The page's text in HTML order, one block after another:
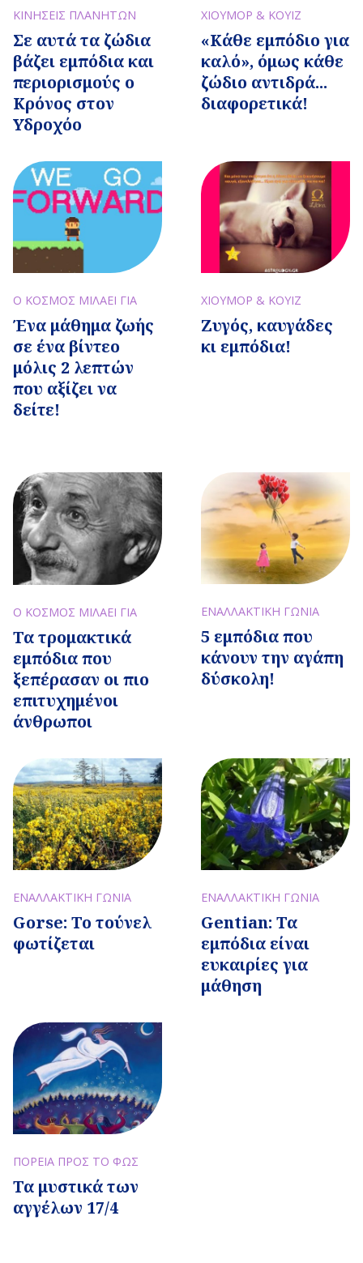
ΚΙΝΗΣΕΙΣ ΠΛΑΝΗΤΩΝ
Σε αυτά τα ζώδια
βάζει εμπόδια και
περιορισμούς ο
Κρόνος στον
Υδροχόο
ΧΙΟΥΜΟΡ & ΚΟΥΙΖ
«Κάθε εμπόδιο για
καλό», όμως κάθε
ζώδιο αντιδρά...
διαφορετικά!
Ο ΚΟΣΜΟΣ ΜΙΛΑΕΙ ΓΙΑ
Ένα μάθημα ζωής
σε ένα βίντεο
μόλις 2 λεπτών
που αξίζει να
δείτε!
ΧΙΟΥΜΟΡ & ΚΟΥΙΖ
Ζυγός, καυγάδες
κι εμπόδια!
Ο ΚΟΣΜΟΣ ΜΙΛΑΕΙ ΓΙΑ
Τα τρομακτικά
εμπόδια που
ξεπέρασαν οι πιο
επιτυχημένοι
άνθρωποι
ΕΝΑΛΛΑΚΤΙΚΗ ΓΩΝΙΑ
5 εμπόδια που
κάνουν την αγάπη
δύσκολη!
ΕΝΑΛΛΑΚΤΙΚΗ ΓΩΝΙΑ
Gorse: Το τούνελ
φωτίζεται
ΕΝΑΛΛΑΚΤΙΚΗ ΓΩΝΙΑ
Gentian: Τα
εμπόδια είναι
ευκαιρίες για
μάθηση
ΠΟΡΕΙΑ ΠΡΟΣ ΤΟ ΦΩΣ
Τα μυστικά των
αγγέλων 17/4